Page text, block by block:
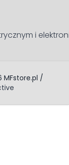
i
MFstore.pl /